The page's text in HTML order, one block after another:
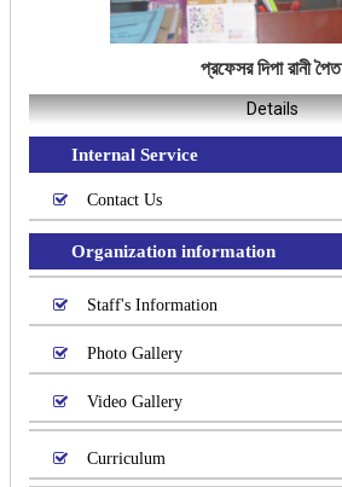
প্রফেসর দিপা রানী পৈত
Details
Internal Service
Contact Us
Organization information
Staff's Information
Photo Gallery
Video Gallery
Curriculum